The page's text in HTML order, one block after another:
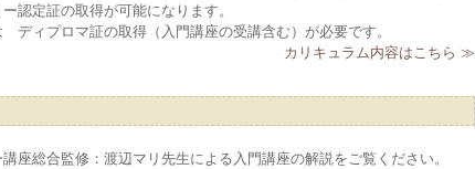
認定証の取得が可能になります。
ディプロマ証の取得（入門講座の受講含む）が必要です。
カリキュラム内容はこちら ≫
座総合監修：渡辺マリ先生による入門講座の解説をご覧ください。